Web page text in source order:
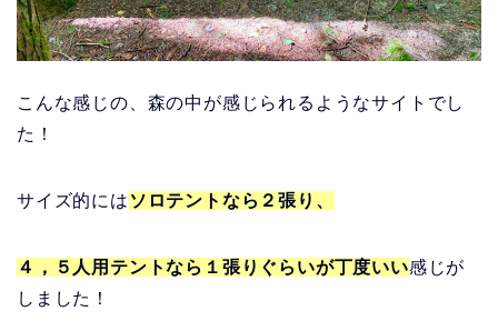
こんな感じの、森の中が感じられるようなサイトでし
た！
サイズ的には ソロテントなら２張り、
４，５人用テントなら１張りぐらいが丁度いい感じが
しました！